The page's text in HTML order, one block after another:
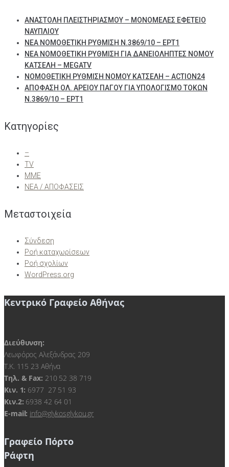
ΑΝΑΣΤΟΛΗ ΠΛΕΙΣΤΗΡΙΑΣΜΟΥ – ΜΟΝΟΜΕΛΕΣ ΕΦΕΤΕΙΟ
ΝΑΥΠΛΙΟΥ
ΝΕΑ ΝΟΜΟΘΕΤΙΚΗ ΡΥΘΜΙΣΗ Ν.3869/10 – ΕΡΤ1
ΝΕΑ ΝΟΜΟΘΕΤΙΚΗ ΡΥΘΜΙΣΗ ΓΙΑ ΔΑΝΕΙΟΛΗΠΤΕΣ ΝΟΜΟΥ
ΚΑΤΣΕΛΗ – MEGATV
ΝΟΜΟΘΕΤΙΚΗ ΡΥΘΜΙΣΗ ΝΟΜΟΥ ΚΑΤΣΕΛΗ – ACTION24
ΑΠΟΦΑΣΗ ΟΛ. ΑΡΕΙΟΥ ΠΑΓΟΥ ΓΙΑ ΥΠΟΛΟΓΙΣΜΟ ΤΟΚΩΝ
Ν.3869/10 – ΕΡΤ1
Kατηγορίες
–
TV
ΜΜΕ
ΝΕΑ / ΑΠΟΦΑΣΕΙΣ
Μεταστοιχεία
Σύνδεση
Ροή καταχωρίσεων
Ροή σχολίων
WordPress.org
Κεντρικό Γραφείο Αθήνας
Διεύθυνση:
Λεωφόρος Αλεξάνδρας 209
Τ.Κ. 115 23 Αθήνα
Τηλ. & Fax: 210 52 38 719
Kιν. 1: 6977 27 51 93
Κιν.2: 6938 42 64 01
E-mail: info@glykosglykou.gr
Γραφείο Πόρτο
Ράφτη